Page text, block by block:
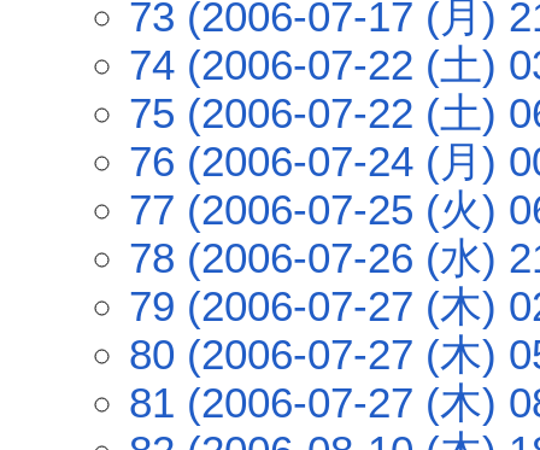
73 (2006-07-17 (月)
74 (2006-07-22 (土)
75 (2006-07-22 (土)
76 (2006-07-24 (月)
77 (2006-07-25 (火)
78 (2006-07-26 (水)
79 (2006-07-27 (木)
80 (2006-07-27 (木)
81 (2006-07-27 (木)